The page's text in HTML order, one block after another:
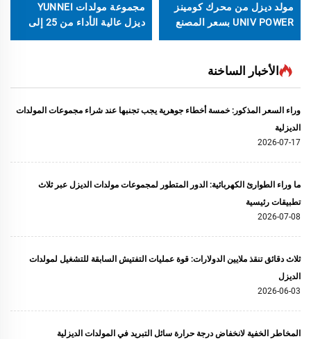
مولد ديزل من محرك كومينز
UNIV POWER بسعر المصنع
مجموعة مولدات YUNNEI
ديزل عالية الأداء من 25 إلى
الأخبار الساخنة
وراء السعر المذكور: خمسة أخطاء جوهرية يجب تجنبها عند شراء مجموعات المولدات
الديزلية
2026-07-17
ما وراء الطوارئ الكهربائية: الدور المتطور لمجموعات مولدات الديزل عبر ثلاث
تطبيقات رئيسية
2026-07-08
ثلاث دقائق تنقذ ملايين الدولارات: قوة عمليات التفتيش السابقة للتشغيل لمولدات
الديزل
2026-06-03
المخاطر الخفية لانخفاض درجة حرارة سائل التبريد في المولدات الديزلية